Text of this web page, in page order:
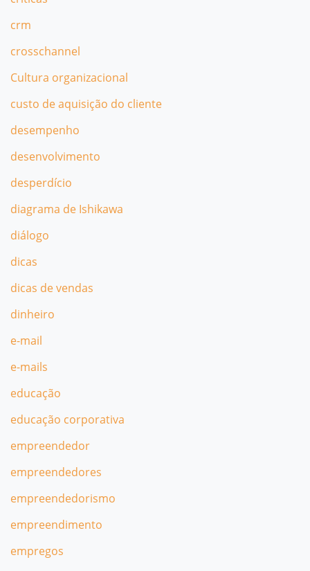
crm
crosschannel
Cultura organizacional
custo de aquisição do cliente
desempenho
desenvolvimento
desperdício
diagrama de Ishikawa
diálogo
dicas
dicas de vendas
dinheiro
e-mail
e-mails
educação
educação corporativa
empreendedor
empreendedores
empreendedorismo
empreendimento
empregos